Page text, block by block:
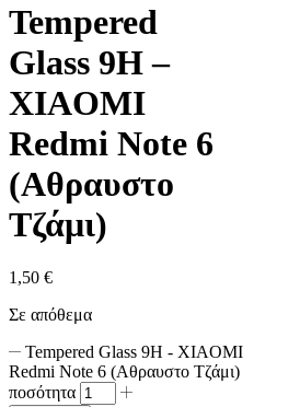
Tempered
Glass 9H –
XIAOMI
Redmi Note 6
(Αθραυστο
Τζάμι)
1,50 €
Σε απόθεμα
Tempered Glass 9H - XIAOMI
Redmi Note 6 (Αθραυστο Τζάμι)
ποσότητα